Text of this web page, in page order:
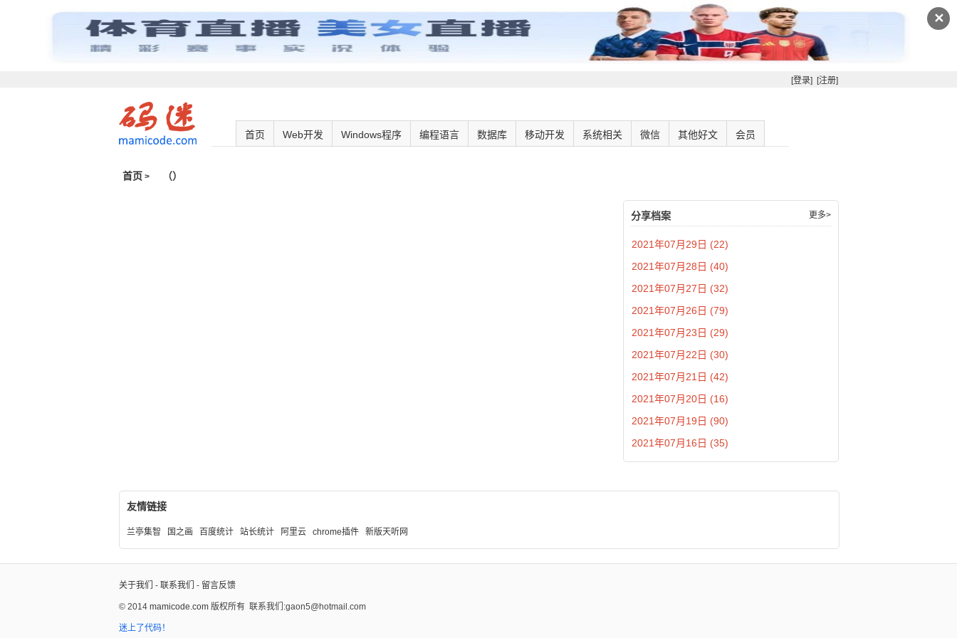
✕
[登录] [注册]
首页 Web开发 Windows程序 编程语言 数据库 移动开发 系统相关 微信 其他好文 会员
首页 > （）
分享档案 更多>
2021年07月29日 (22)
2021年07月28日 (40)
2021年07月27日 (32)
2021年07月26日 (79)
2021年07月23日 (29)
2021年07月22日 (30)
2021年07月21日 (42)
2021年07月20日 (16)
2021年07月19日 (90)
2021年07月16日 (35)
友情链接
兰亭集智 国之画 百度统计 站长统计 阿里云 chrome插件 新版天听网
关于我们 - 联系我们 - 留言反馈
© 2014 mamicode.com 版权所有 联系我们:gaon5@hotmail.com
迷上了代码！